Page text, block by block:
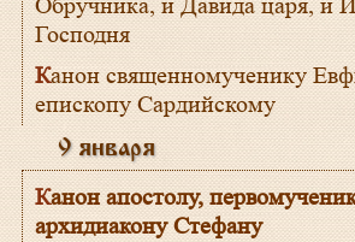
Обручника, и Давида царя, и
Господня
Канон священномученику Евфимию,
епископу Сардийскому
9 января
Канон апостолу, первомученику и
архидиакону Стефану